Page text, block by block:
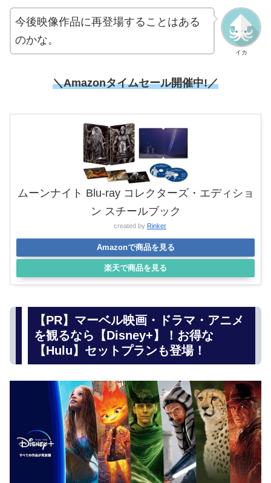
イカ
今後映像作品に再登場することはある
のかな。
＼Amazonタイムセール開催中!／
ムーンナイト Blu-ray コレクターズ・エディショ
ン スチールブック
created by Rinker
Amazonで商品を見る
楽天で商品を見る
【PR】マーベル映画・ドラマ・アニメ
を観るなら【Disney+】！お得な
【Hulu】セットプランも登場！